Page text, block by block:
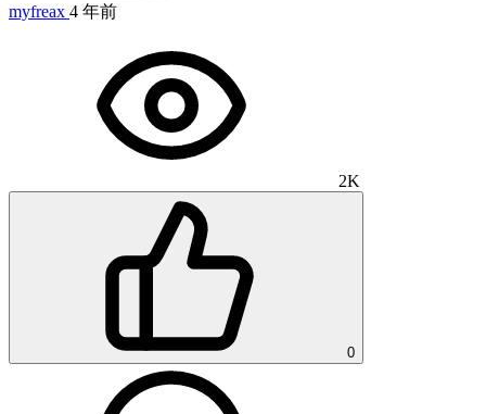
myfreax 4 年前
2K
0